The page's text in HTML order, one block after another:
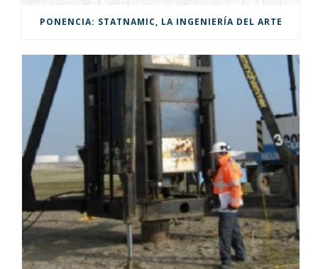
PONENCIA: STATNAMIC, LA INGENIERÍA DEL ARTE